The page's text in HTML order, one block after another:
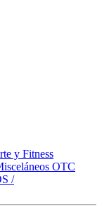
y Fitness
OTC
/